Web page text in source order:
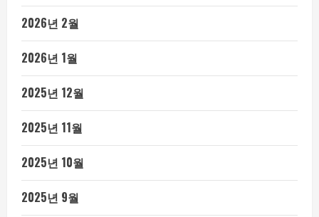
2026년 2월
2026년 1월
2025년 12월
2025년 11월
2025년 10월
2025년 9월